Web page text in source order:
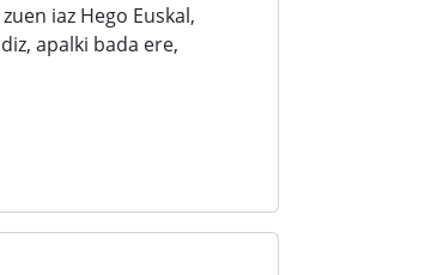
iaz Hego Euskal,
apalki bada ere,